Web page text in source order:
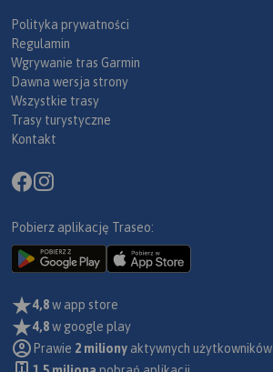
Polityka prywatności
Regulamin
Wgrywanie tras Garmin
Dawna wersja strony
Wszystkie trasy
Trasy turystyczne
Kontakt
Pobierz aplikację Traseo:
4,8w app store
4,8w google play
Prawie 2 miliony aktywnych użytkowników